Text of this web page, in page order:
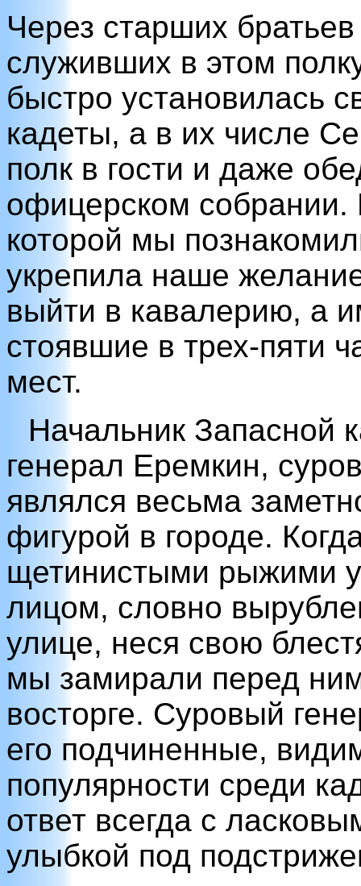
Через старших
служивших в этом
быстро установилась
кадеты, а в их числе
полк в гости и даже
офицерском собрании.
которой мы
укрепила наше
выйти в кавалерию, а
стоявшие в трех-пяти
мест.
Начальник Запасной
генерал Еремкин,
являлся весьма
фигурой в городе.
щетинистыми рыжими
лицом, словно
улице, неся свою
мы замирали перед
восторге. Суровый
его подчиненные,
популярности среди
ответ всегда с
улыбкой под